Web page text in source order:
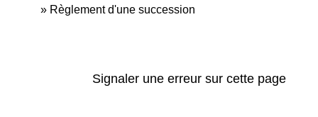
Règlement d'une succession
Signaler une erreur sur cette page